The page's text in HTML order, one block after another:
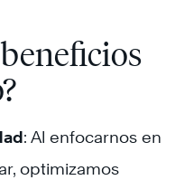
: Al enfocarnos en
optimizamos